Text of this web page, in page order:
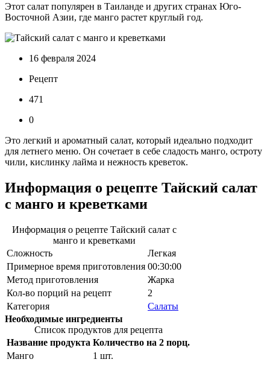
Этот салат популярен в Таиланде и других странах Юго-
Восточной Азии, где манго растет круглый год.
16 февраля 2024
Рецепт
471
0
Это легкий и ароматный салат, который идеально подходит
для летнего меню. Он сочетает в себе сладость манго, остроту
чили, кислинку лайма и нежность креветок.
Информация о рецепте Тайский салат
с манго и креветками
Информация о рецепте Тайский салат с
манго и креветками
Сложность
Легкая
Примерное время приготовления 00:30:00
Метод приготовления
Жарка
Кол-во порций на рецепт
2
Категория
Салаты
Необходимые ингредиенты
Список продуктов для рецепта
Название продукта Количество на 2 порц.
Манго
1 шт.